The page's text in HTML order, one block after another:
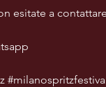
esitate a